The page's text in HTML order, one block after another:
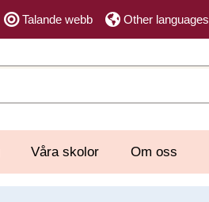
Talande webb Other languages
Våra skolor Om oss